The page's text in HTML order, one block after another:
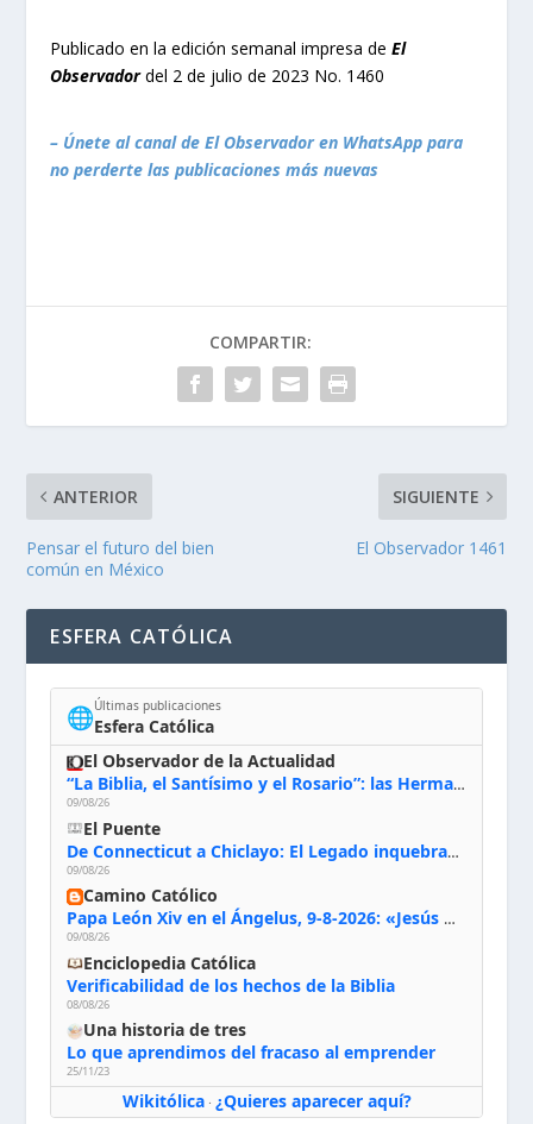
Publicado en la edición semanal impresa deEl
Observadordel 2 de julio de 2023 No. 1460
– Únete al canal de El Observador en WhatsApp para
no perderte las publicaciones más nuevas
COMPARTIR:
ANTERIOR
Pensar el futuro del bien
común en México
SIGUIENTE
El Observador 1461
ESFERA CATÓLICA
🌐Últimas publicaciones
Esfera Católica
El Observador de la Actualidad
“La Biblia, el Santísimo y el Rosario”: las Hermanas de Belén, evacuadas por el incendio de Huelva, España
09/08/26
El Puente
De Connecticut a Chiclayo: El Legado inquebrantable de Monseñor Juan Tomis Stack
09/08/26
Camino Católico
Papa León Xiv en el Ángelus, 9-8-2026: «Jesús no nos abandona y si lo acogemos con humildad con la oración, los sacramentos y la escucha de su Palabra, en Él encontraremos paz, luz y fuerza para nuestro camino»
09/08/26
Enciclopedia Católica
Verificabilidad de los hechos de la Biblia
08/08/26
Una historia de tres
Lo que aprendimos del fracaso al emprender
25/11/23
Wikitólica· ¿Quieres aparecer aquí?